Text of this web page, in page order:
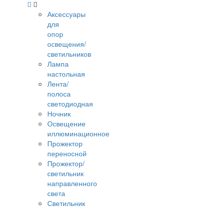
Аксессуары
для
опор
освещения/
светильников
Лампа
настольная
Лента/
полоса
светодиодная
Ночник
Освещение
иллюминационное
Прожектор
переносной
Прожектор/
светильник
направленного
света
Светильник